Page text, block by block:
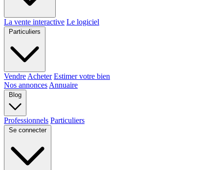
La vente interactive Le logiciel
Particuliers
Vendre Acheter Estimer votre bien
Nos annonces Annuaire
Blog
Professionnels Particuliers
Se connecter